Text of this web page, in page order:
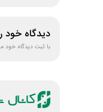
دیدگاه خود
با ثبت دیدگاه خود